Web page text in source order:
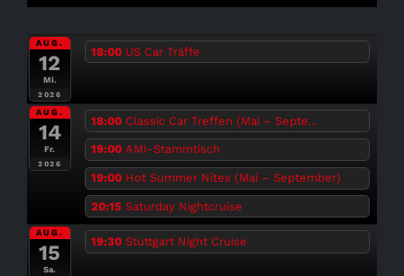
AUG.
12
Mi.
2026
18:00 US Car Träffe
AUG.
14
Fr.
2026
18:00 Classic Car Treffen (Mai – Septe...
19:00 AMI-Stammtisch
19:00 Hot Summer Nites (Mai – September)
20:15 Saturday Nightcruise
AUG.
15
Sa.
19:30 Stuttgart Night Cruise